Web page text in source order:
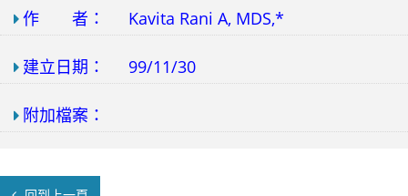
作 者： Kavita Rani A, MDS,*
建立日期： 99/11/30
附加檔案：